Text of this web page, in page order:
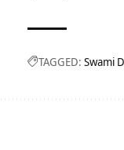
TAGGED: Swami